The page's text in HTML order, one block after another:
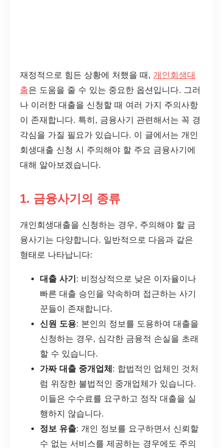
재정적으로 힘든 상황에 처했을 때, 개인회생대
출은 도움을 줄 수 있는 중요한 옵션입니다. 그러
나 이러한 대출을 신청할 때 여러 가지 주의사항
이 존재합니다. 특히, 금융사기 관련해서는 꼭 경
각심을 가질 필요가 있습니다. 이 글에서는 개인
회생대출 신청 시 주의해야 할 주요 금융사기에
대해 알아보겠습니다.
1. 금융사기의 종류
개인회생대출을 신청하는 경우, 주의해야 할 금
융사기는 다양합니다. 일반적으로 다음과 같은
형태로 나타납니다:
대출 사기 : 비정상적으로 낮은 이자율이나
빠른 대출 승인을 약속하며 접근하는 사기
꾼들이 존재합니다.
신원 도용: 본인의 정보를 도용하여 대출을
신청하는 경우, 심각한 금융적 손실을 초래
할 수 있습니다.
가짜 대출 중개업체 : 합법적인 업체인 것처
럼 위장한 불법적인 중개업체가 있습니다.
이들은 수수료를 요구하고 정작 대출을 실
행하지 않습니다.
정보 유출: 개인 정보를 요구하면서 신뢰할
수 없는 서비스를 제공하는 경우에도 주의